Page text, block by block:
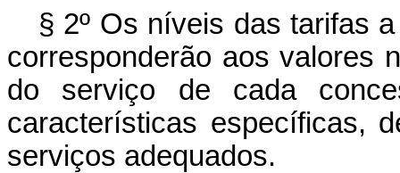
§ 2º Os níveis das tarifas
corresponderão aos valores
do serviço de cada
características específicas,
serviços adequados.